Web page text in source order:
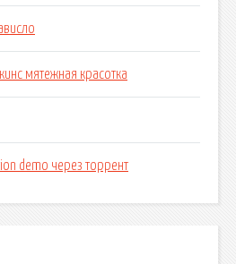
мятежная красотка
demo через торрент